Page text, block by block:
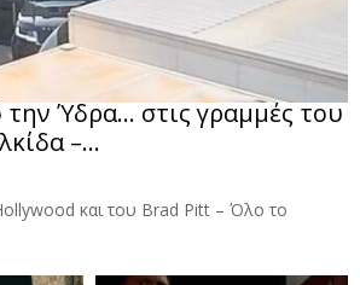
Ύδρα… στις γραμμές του
–...
και του Brad Pitt – Όλο το